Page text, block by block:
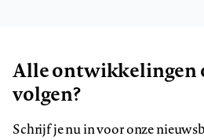
Alle ontwikkelingen
volgen?
Schrijf je nu in voor onze